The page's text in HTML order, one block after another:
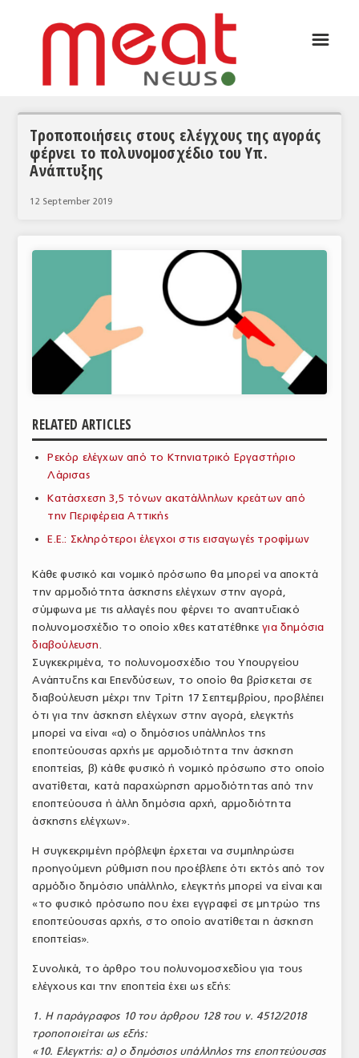
ΣΥΝΕΝΤΕΥΞΕΙΣ
ΚΟΣΜΟΣ
ΕΥΡΩΠΑΪΚΕΣ ΑΠΟΦΑΣΕΙΣ
ΘΕΜΑΤΑ
ΑΝΑΛΥΣΕΙΣ
ΣΦΑΓΕΙΑ
ΠΡΩΤΕΣ ΥΛΕΣ
ΕΞΟΠΛΙΣΜΟΣ
ΥΠΗΡΕΣΙΕΣ
ΕΜΠΟΡΙΚΟΙ ΑΝΤΙΠΡΟΣΩΠΟΙ
ΝΟΜΟΘΕΣΙΑ
ΕΛΛΗΝΙΚΗ ΝΟΜΟΘΕΣΙΑ
ΕΥΡΩΠΑΪΚΗ ΝΟΜΟΘΕΣΙΑ
ΤΟ ΠΕΡΙΟΔΙΚΟ
Profile
ΑΡΧΕΙΟ ΤΕΥΧΩΝ
ΣΥΝΕΔΡΙΟ ΚΡΕΑΤΟΣ
☰
Τροποποιήσεις στους ελέγχους της αγοράς
φέρνει το πολυνομοσχέδιο του Υπ.
Ανάπτυξης
12 September 2019
RELATED ARTICLES
Ρεκόρ ελέγχων από το Κτηνιατρικό Εργαστήριο
Λάρισας
Κατάσχεση 3,5 τόνων ακατάλληλων κρεάτων από
την Περιφέρεια Αττικής
Ε.Ε.: Σκληρότεροι έλεγχοι στις εισαγωγές τροφίμων
Κάθε φυσικό και νομικό πρόσωπο θα μπορεί να αποκτά
την αρμοδιότητα άσκησης ελέγχων στην αγορά,
σύμφωνα με τις αλλαγές που φέρνει το αναπτυξιακό
πολυνομοσχέδιο το οποίο χθες κατατέθηκεγια δημόσια
διαβούλευση.
Συγκεκριμένα, το πολυνομοσχέδιο του Υπουργείου
Ανάπτυξης και Επενδύσεων, το οποίο θα βρίσκεται σε
διαβούλευση μέχρι την Τρίτη 17 Σεπτεμβρίου, προβλέπει
ότι για την άσκηση ελέγχων στην αγορά, ελεγκτής
μπορεί να είναι «α) ο δημόσιος υπάλληλος της
εποπτεύουσας αρχής με αρμοδιότητα την άσκηση
εποπτείας, β) κάθε φυσικό ή νομικό πρόσωπο στο οποίο
ανατίθεται, κατά παραχώρηση αρμοδιότητας από την
εποπτεύουσα ή άλλη δημόσια αρχή, αρμοδιότητα
άσκησης ελέγχων».
Η συγκεκριμένη πρόβλεψη έρχεται να συμπληρώσει
προηγούμενη ρύθμιση που προέβλεπε ότι εκτός από τον
αρμόδιο δημόσιο υπάλληλο, ελεγκτής μπορεί να είναι και
«το φυσικό πρόσωπο που έχει εγγραφεί σε μητρώο της
εποπτεύουσας αρχής, στο οποίο ανατίθεται η άσκηση
εποπτείας».
Συνολικά, το άρθρο του πολυνομοσχεδίου για τους
ελέγχους και την εποπτεία έχει ως εξής:
1. Η παράγραφος 10 του άρθρου 128 του ν. 4512/2018
τροποποιείται ως εξής:
«10. Ελεγκτής: α) ο δημόσιος υπάλληλος της εποπτεύουσας